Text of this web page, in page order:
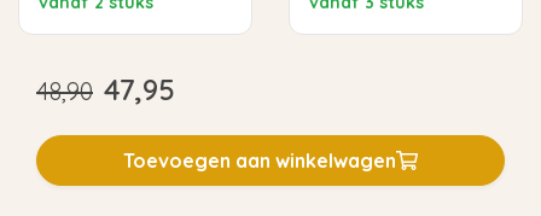
48,90 47,95
Toevoegen aan winkelwagen